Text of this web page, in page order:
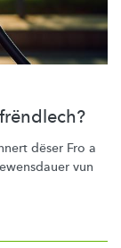
dëser Fro a
vun